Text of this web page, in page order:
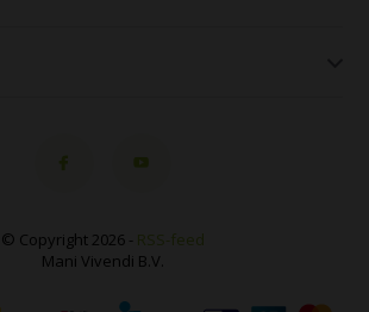
© Copyright 2026 - RSS-feed
Mani Vivendi B.V.